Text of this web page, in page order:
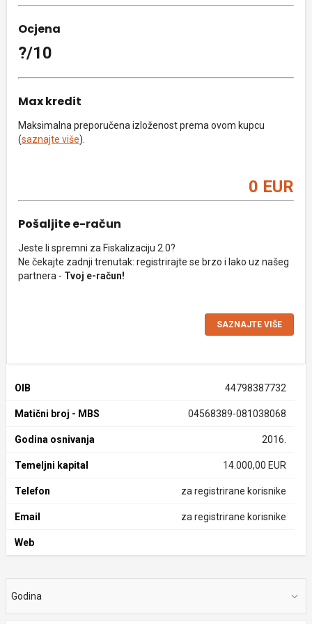
Ocjena
?/10
Max kredit
Maksimalna preporučena izloženost prema ovom kupcu
(saznajte više).
0 EUR
Pošaljite e-račun
Jeste li spremni za Fiskalizaciju 2.0?
Ne čekajte zadnji trenutak: registrirajte se brzo i lako uz našeg
partnera - Tvoj e-račun!
SAZNAJTE VIŠE
OIB 44798387732
Matični broj - MBS 04568389-081038068
Godina osnivanja 2016.
Temeljni kapital 14.000,00 EUR
Telefon za registrirane korisnike
Email za registrirane korisnike
Web
Godina